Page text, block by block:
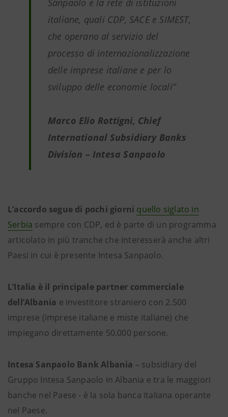
Sanpaolo e la rete di istituzioni
italiane, quali CDP, SACE e SIMEST,
che operano al servizio del
processo di internazionalizzazione
delle imprese italiane e per lo
sviluppo delle economie locali”
Marco Elio Rottigni, Chief
International Subsidiary Banks
Division – Intesa Sanpaolo
L’accordo segue di pochi giorni quello siglato in
Serbia sempre con CDP, ed è parte di un programma
articolato in più tranche che interesserà anche altri
Paesi in cui è presente Intesa Sanpaolo.
L’Italia è il principale partner commerciale
dell’Albania e investitore straniero con 2.500
imprese (imprese italiane e miste italiane) che
impiegano direttamente 50.000 persone.
Intesa Sanpaolo Bank Albania – subsidiary del
Gruppo Intesa Sanpaolo in Albania e tra le maggiori
banche nel Paese - è la sola banca italiana operante
nel Paese.